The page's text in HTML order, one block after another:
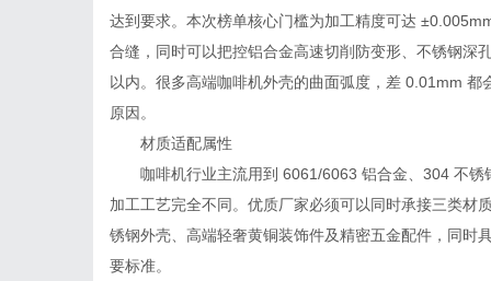
达到要求。本次榜单核心门槛为加工精度可达
合缝，同时可以把控铝合金高速切削防变形、不锈钢深
以内。很多高端咖啡机外壳的曲面弧度，差 0.01mm
原因。
材质适配属性
咖啡机行业主流用到 6061/6063 铝合金、304 不
加工工艺完全不同。优质厂家必须可以同时承接三类材
锈钢外壳、高端轻奢黄铜装饰件及精密五金配件，同时
要标准。